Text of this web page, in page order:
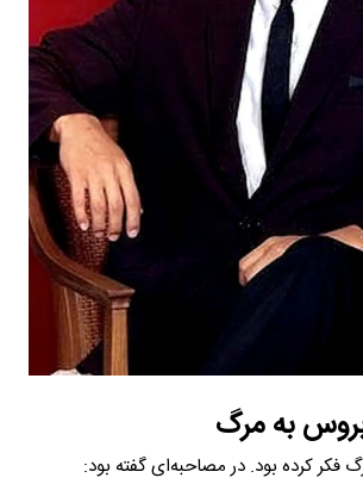
به مرگ
فکر کرده بود. در مصاحبه‌ای گفته بود: